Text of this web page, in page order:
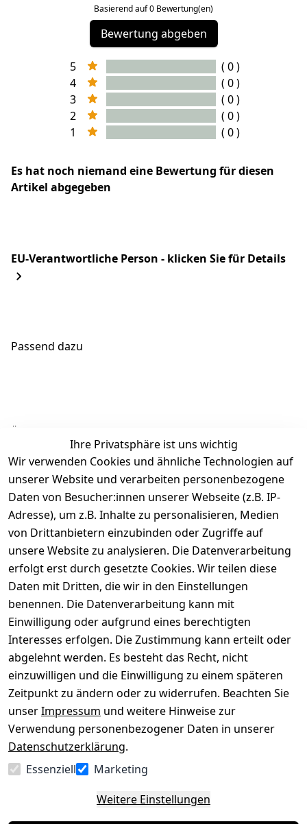
Basierend auf 0 Bewertung(en)
Bewertung abgeben
5
( 0 )
4
( 0 )
3
( 0 )
2
( 0 )
1
( 0 )
Es hat noch niemand eine Bewertung für diesen
Artikel abgegeben
EU-Verantwortliche Person - klicken Sie für Details
Passend dazu
Ähnliche Produkte
Ihre Privatsphäre ist uns wichtig
Wir verwenden Cookies und ähnliche Technologien auf
unserer Website und verarbeiten personenbezogene
Daten von Besucher:innen unserer Webseite (z.B. IP-
Adresse), um z.B. Inhalte zu personalisieren, Medien
von Drittanbietern einzubinden oder Zugriffe auf
unsere Website zu analysieren. Die Datenverarbeitung
erfolgt erst durch gesetzte Cookies. Wir teilen diese
Daten mit Dritten, die wir in den Einstellungen
benennen. Die Datenverarbeitung kann mit
Einwilligung oder aufgrund eines berechtigten
Interesses erfolgen. Die Zustimmung kann erteilt oder
abgelehnt werden. Es besteht das Recht, nicht
einzuwilligen und die Einwilligung zu einem späteren
Zeitpunkt zu ändern oder zu widerrufen. Beachten Sie
unserImpressum und weitere Hinweise zur
Verwendung personenbezogener Daten in unserer
Datenschutzerklärung.
Essenziell
Marketing
Weitere Einstellungen
Rechtliches
AGB
Impressum
Datenschutze
rklärung
Barrierefreihe
itserklärung
Widerrufsrec
ht
Über uns
Kontakt
Registrieren
Kataloge zum
Download
Pflege &
Kundendienst
Kiefermöbel
Hilfe
Wir
versenden
mit
Zahle
bequem per
Vertrag
widerrufen